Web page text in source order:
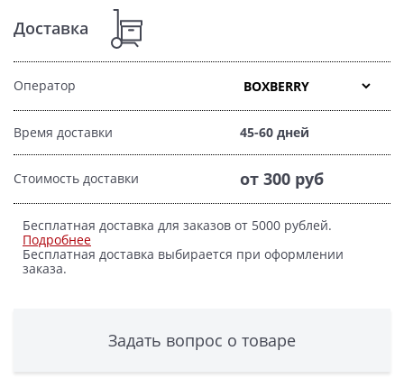
Доставка
Оператор
Время доставки 45-60 дней
Стоимость доставки от 300 руб
Бесплатная доставка для заказов от 5000 рублей.
Подробнее
Бесплатная доставка выбирается при оформлении
заказа.
Задать вопрос о товаре